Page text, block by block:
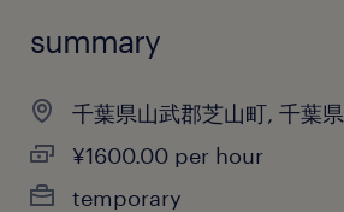
summary
千葉県山武郡芝山町, 千葉県
¥1600.00 per hour
temporary